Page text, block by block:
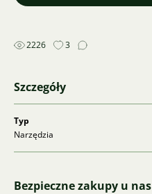
2226 3
Szczegóły
Typ
Narzędzia
Bezpieczne zakupy u nas